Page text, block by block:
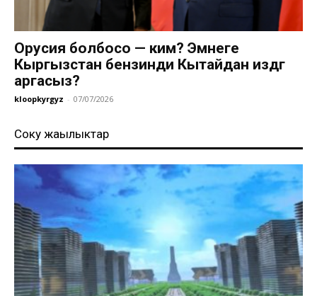
Орусия болбосо — ким? Эмнеге
Кыргызстан бензинди Кытайдан издөөгө
аргасыз?
kloopkyrgyz - 07/07/2026
Соңку жаңылыктар